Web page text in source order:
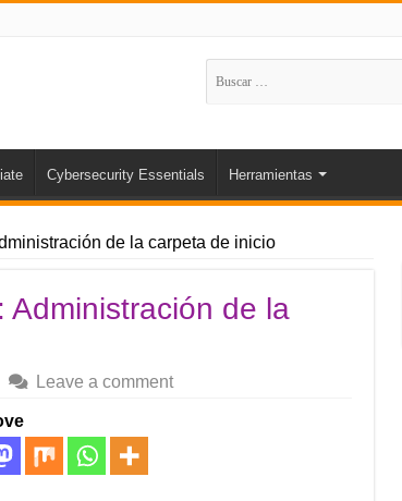
Buscar:
Cybersecurity Essentials Herramientas
de la carpeta de inicio
Administración de la
Leave a comment